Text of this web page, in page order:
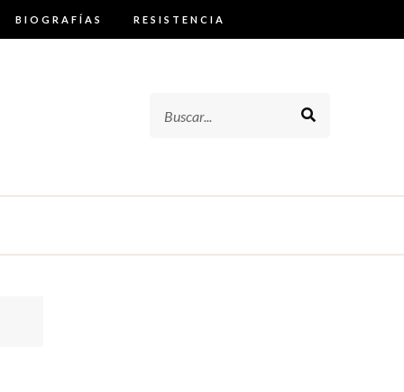
BIOGRAFÍAS RESISTENCIA